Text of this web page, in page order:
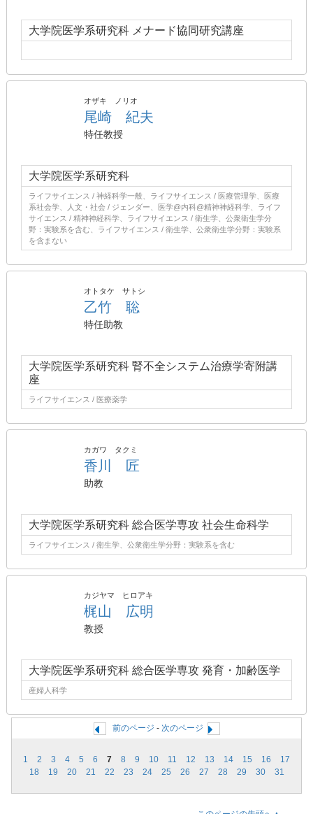
大学院医学系研究科 メナード協同研究講座
オザキ ノリオ
尾崎 紀夫
特任教授
大学院医学系研究科
ライフサイエンス / 神経科学一般、ライフサイエンス / 医療管理学、医療
系社会学、人文・社会 / ジェンダー、医学@内科@精神神経科学、ライフ
サイエンス / 精神神経科学、ライフサイエンス / 衛生学、公衆衛生学分
野：実験系を含む、ライフサイエンス / 衛生学、公衆衛生学分野：実験系
を含まない
オトタケ サトシ
乙竹 聡
特任助教
大学院医学系研究科 腎不全システム治療学寄附講
座
ライフサイエンス / 医療薬学
カガワ タクミ
香川 匠
助教
大学院医学系研究科 総合医学専攻 社会生命科学
ライフサイエンス / 衛生学、公衆衛生学分野：実験系を含む
カジヤマ ヒロアキ
梶山 広明
教授
大学院医学系研究科 総合医学専攻 発育・加齢医学
産婦人科学
前のページ - 次のページ
1 2 3 4 5 6 7 8 9 10 11 12 13 14 15 16
17
18
19 20 21 22 23 24 25 26 27 28 29 30 31